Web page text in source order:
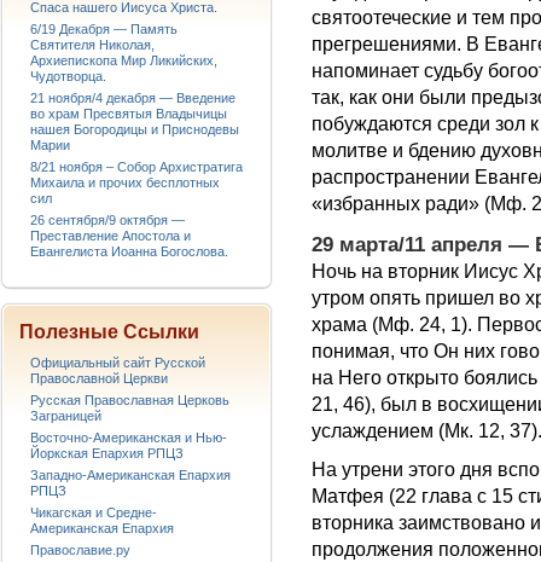
святоотеческие и тем
прегрешениями. В
напоминает судьбу
так, как они были
побуждаются среди зол
молитве и бдению
распространении
«избранных ради» (Мф.
29 марта/11 апреля —
Ночь на вторник Иисус
утром опять пришел во
храма (Мф. 24, 1).
понимая, что Он них
на Него открыто
21, 46), был в
услаждением (Мк. 12, 37).
На утрени этого дня
Матфея (22 глава с 15
вторника заимствовано
продолжения
Спаса нашего Иисуса Христа.
6/19 Декабря — Память
Святителя Николая,
Архиепископа Мир Ликийских,
Чудотворца.
21 ноября/4 декабря — Введение
во храм Пресвятыя Владычицы
нашея Богородицы и Приснодевы
Марии
8/21 ноября – Собор Архистратига
Михаила и прочих бесплотных
сил
26 сентября/9 октября —
Преставление Апостола и
Евангелиста Иоанна Богослова.
Полезные Ссылки
Официальный сайт Русской
Православной Церкви
Русская Православная Церковь
Заграницей
Восточно-Американская и Нью-
Йоркская Епархия РПЦЗ
Западно-Американская Епархия
РПЦЗ
Чикагская и Средне-
Американская Епархия
Православие.ру